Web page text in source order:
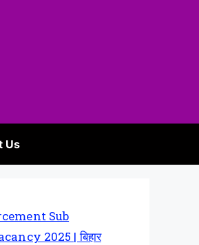
Us
Sub
2025 | बिहार